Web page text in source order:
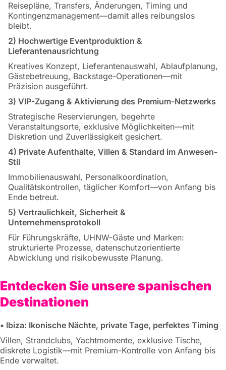
Reisepläne, Transfers, Änderungen, Timing und
Kontingenzmanagement—damit alles reibungslos
bleibt.
2) Hochwertige Eventproduktion &
Lieferantenausrichtung
Kreatives Konzept, Lieferantenauswahl, Ablaufplanung,
Gästebetreuung, Backstage-Operationen—mit
Präzision ausgeführt.
3) VIP-Zugang & Aktivierung des Premium-Netzwerks
Strategische Reservierungen, begehrte
Veranstaltungsorte, exklusive Möglichkeiten—mit
Diskretion und Zuverlässigkeit gesichert.
4) Private Aufenthalte, Villen & Standard im Anwesen-
Stil
Immobilienauswahl, Personalkoordination,
Qualitätskontrollen, täglicher Komfort—von Anfang bis
Ende betreut.
5) Vertraulichkeit, Sicherheit &
Unternehmensprotokoll
Für Führungskräfte, UHNW-Gäste und Marken:
strukturierte Prozesse, datenschutzorientierte
Abwicklung und risikobewusste Planung.
Entdecken Sie unsere spanischen
Destinationen
• Ibiza: Ikonische Nächte, private Tage, perfektes Timing
Villen, Strandclubs, Yachtmomente, exklusive Tische,
diskrete Logistik—mit Premium-Kontrolle von Anfang bis
Ende verwaltet.